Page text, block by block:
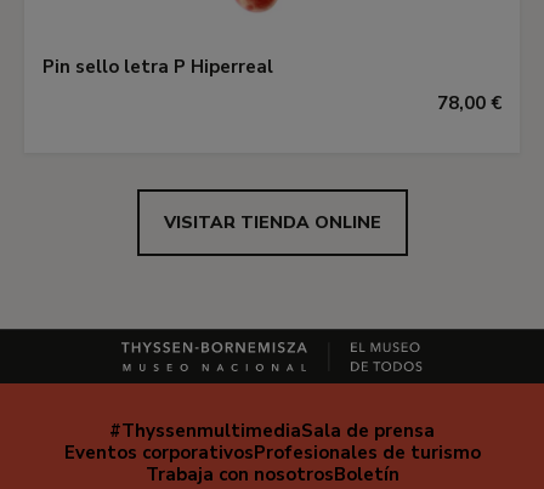
Pin sello letra P Hiperreal
78,00 €
VISITAR TIENDA ONLINE
Navegación
secundaria
#ThyssenmultimediaSala de prensa
Eventos corporativosProfesionales de turismo
Trabaja con nosotrosBoletín